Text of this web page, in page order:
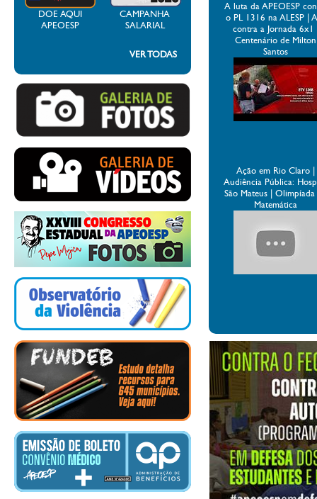
DOE AQUI
APEOESP
CAMPANHA
SALARIAL
VER TODAS
A luta da APEOESP
o PL 1316 na ALESP |
contra a Jornada 6x1
Centenário de Milton
Santos
Ação em Rio Claro |
Audiência Pública:
São Mateus |
Matemática